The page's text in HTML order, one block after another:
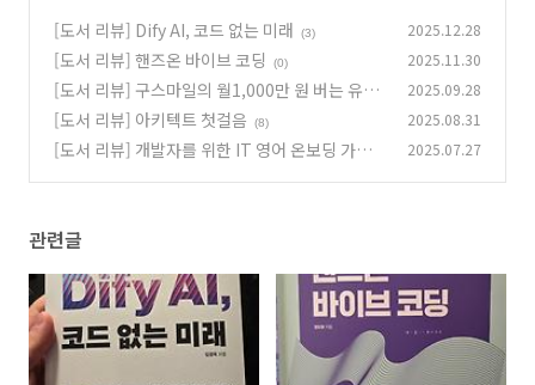
[도서 리뷰] Dify AI, 코드 없는 미래
(3) 2025.12.28
[도서 리뷰] 핸즈온 바이브 코딩 (0) 2025.11.30
[도서 리뷰] 구스마일의 월1,000만 원 버는 유튜
브 첫걸음 가이드북 (2)
2025.09.28
[도서 리뷰] 아키텍트 첫걸음 (8) 2025.08.31
[도서 리뷰] 개발자를 위한 IT 영어 온보딩 가이
2025.07.27
관련글